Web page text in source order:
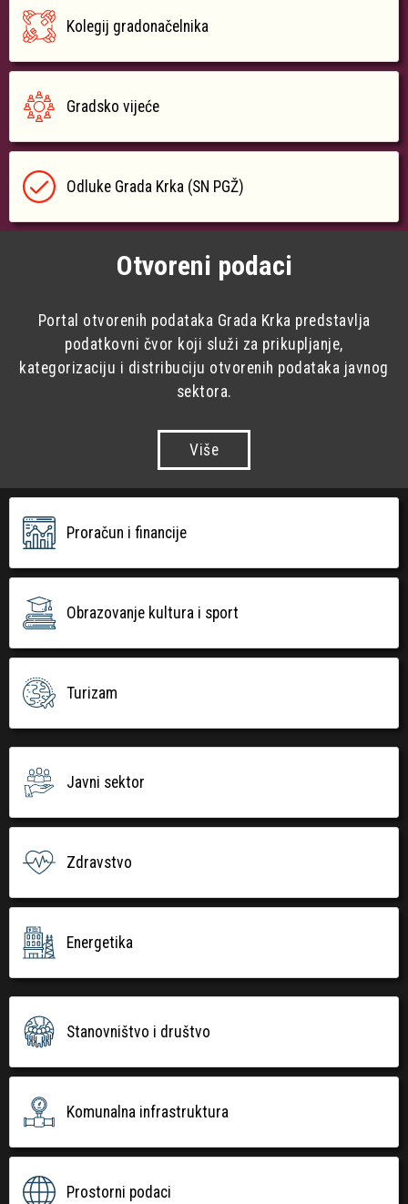
Kolegij gradonačelnika
Gradsko vijeće
Odluke Grada Krka (SN PGŽ)
Otvoreni podaci
Portal otvorenih podataka Grada Krka predstavlja
podatkovni čvor koji služi za prikupljanje,
kategorizaciju i distribuciju otvorenih podataka javnog
sektora.
Više
Proračun i financije
Obrazovanje kultura i sport
Turizam
Javni sektor
Zdravstvo
Energetika
Stanovništvo i društvo
Komunalna infrastruktura
Prostorni podaci